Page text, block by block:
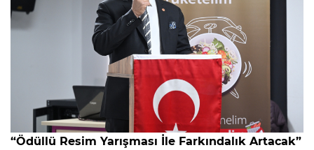
“Ödüllü Resim Yarışması İle Farkındalık Artacak”